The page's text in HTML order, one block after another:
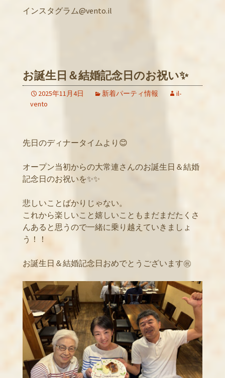
インスタグラム@vento.il
お誕生日＆結婚記念日のお祝い✨
2025年11月4日 新着パーティ情報
il-
vento
先日のディナータイムより😊
オープン当初からの大常連さんのお誕生日＆結婚
記念日のお祝いを✨✨
悲しいことばかりじゃない。
これから楽しいこと嬉しいこともまだまだたくさ
んあると思うので一緒に乗り越えていきましょ
う！！
お誕生日＆結婚記念日おめでとうございます㊗️